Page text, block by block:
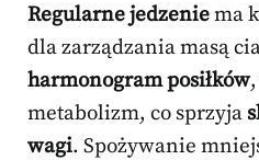
Regularne jedzeniema
dla zarządzania masą
harmonogram posiłków
metabolizm, co sprzyja
wagi. Spożywanie